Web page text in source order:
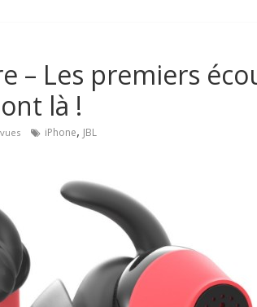
– Les premiers
là !
iPhone, JBL